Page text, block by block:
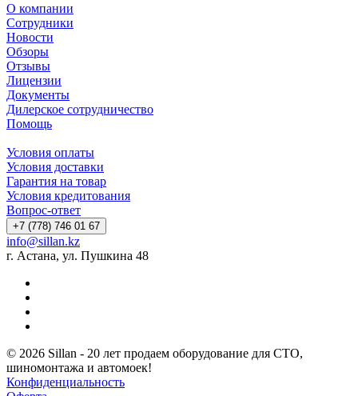
О компании
Сотрудники
Новости
Обзоры
Отзывы
Лицензии
Документы
Дилерское сотрудничество
Помощь
Условия оплаты
Условия доставки
Гарантия на товар
Условия кредитования
Вопрос-ответ
+7 (778) 746 01 67
info@sillan.kz
г. Астана, ул. Пушкина 48
© 2026 Sillan - 20 лет продаем оборудование для СТО,
шиномонтажа и автомоек!
Конфиденциальность